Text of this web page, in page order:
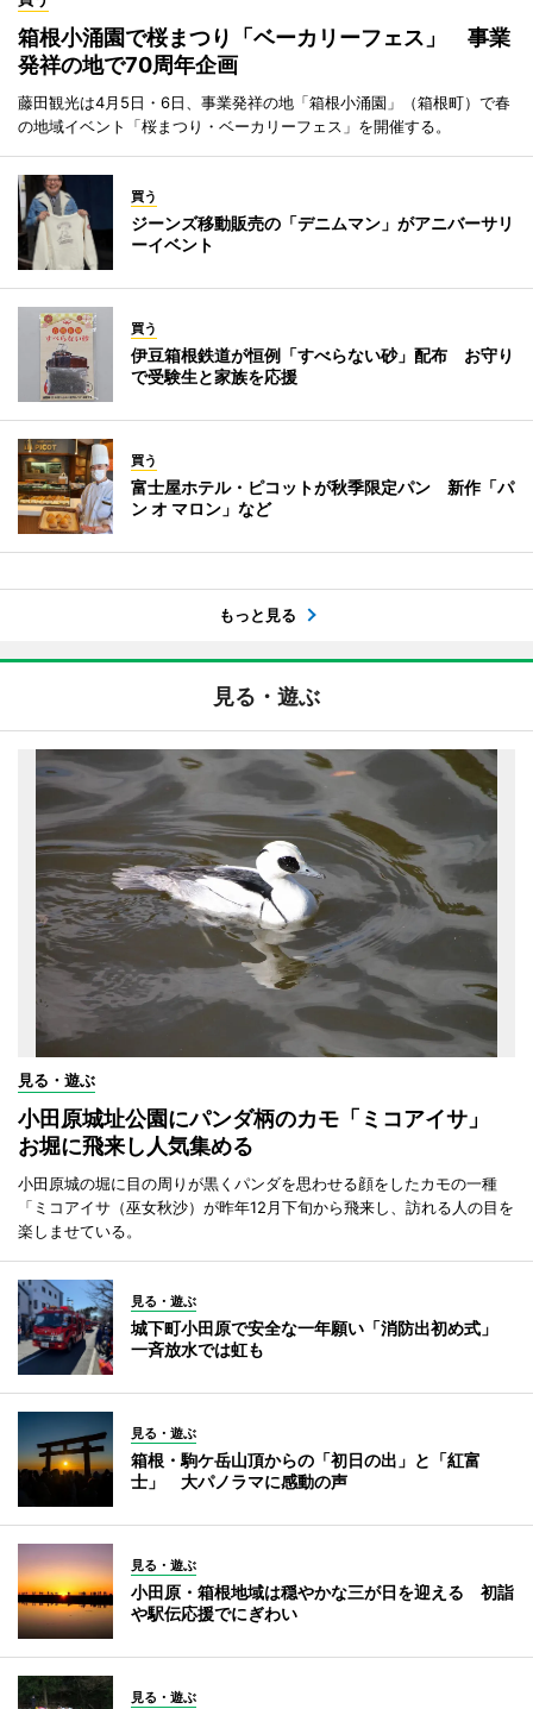
箱根小涌園で桜まつり「ベーカリーフェス」 事業
発祥の地で70周年企画
藤田観光は4月5日・6日、事業発祥の地「箱根小涌園」（箱根町）で春
の地域イベント「桜まつり・ベーカリーフェス」を開催する。
買う
ジーンズ移動販売の「デニムマン」がアニバーサリ
ーイベント
買う
伊豆箱根鉄道が恒例「すべらない砂」配布 お守り
で受験生と家族を応援
買う
富士屋ホテル・ピコットが秋季限定パン 新作「パ
ン オ マロン」など
もっと見る
見る・遊ぶ
見る・遊ぶ
小田原城址公園にパンダ柄のカモ「ミコアイサ」
お堀に飛来し人気集める
小田原城の堀に目の周りが黒くパンダを思わせる顔をしたカモの一種
「ミコアイサ（巫女秋沙）が昨年12月下旬から飛来し、訪れる人の目を
楽しませている。
見る・遊ぶ
城下町小田原で安全な一年願い「消防出初め式」
一斉放水では虹も
見る・遊ぶ
箱根・駒ケ岳山頂からの「初日の出」と「紅富
士」 大パノラマに感動の声
見る・遊ぶ
小田原・箱根地域は穏やかな三が日を迎える 初詣
や駅伝応援でにぎわい
見る・遊ぶ